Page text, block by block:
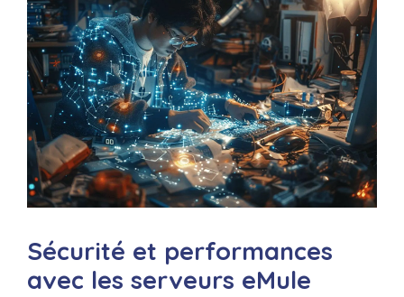
Sécurité et performances
avec les serveurs eMule